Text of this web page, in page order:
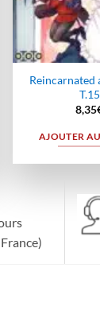
Reincarnated
T.15
8,35
AJOUTER